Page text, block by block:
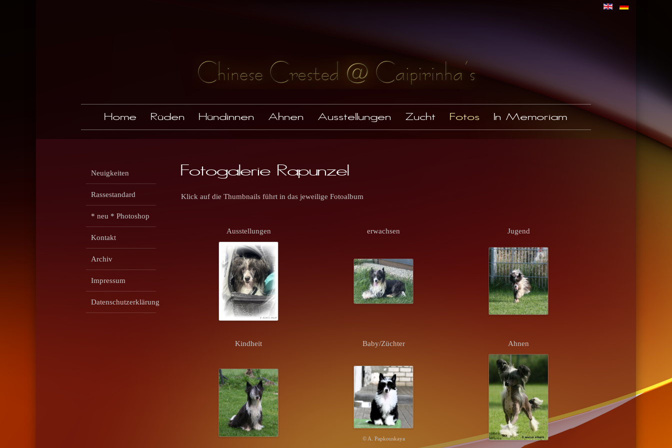
Home Rüden Hündinnen Ahnen Ausstellungen Zucht Fotos In Memoriam
Neuigkeiten
Rassestandard
* neu * Photoshop
Kontakt
Archiv
Impressum
Datenschutzerklärung
Fotogalerie Rapunzel
Klick auf die Thumbnails führt in das jeweilige Fotoalbum
Ausstellungen erwachsen Jugend
Kindheit Baby/Züchter Ahnen
© A. Papkouskaya